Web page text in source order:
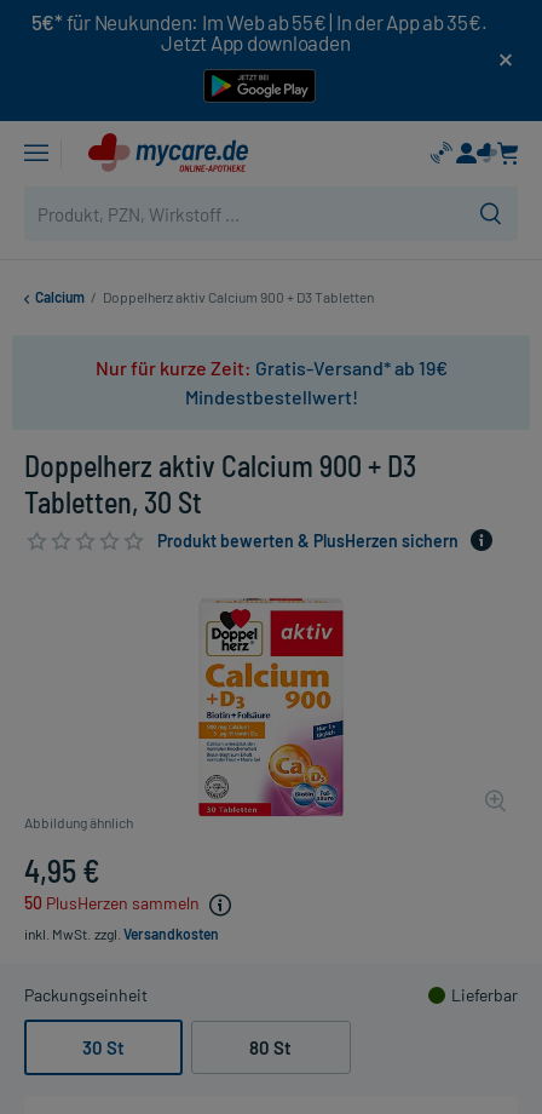
5€* für Neukunden: Im Web ab 55€ | In der App ab 35€.
Jetzt App downloaden
Calcium / Doppelherz aktiv Calcium 900 + D3 Tabletten
Nur für kurze Zeit: Gratis-Versand* ab 19€
Mindestbestellwert!
Doppelherz aktiv Calcium 900 + D3
Tabletten, 30 St
Produkt bewerten & PlusHerzen sichern
Abbildung ähnlich
4,95 €
50 PlusHerzen sammeln
inkl. MwSt. zzgl. Versandkosten
Packungseinheit Lieferbar
30 St 80 St